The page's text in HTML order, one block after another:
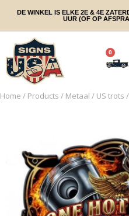
DE WINKEL IS ELKE 2E & 4E
UUR (OF OP
0
Home / Products / Metaal / US trots